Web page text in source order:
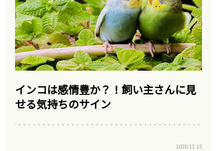
インコは感情豊か？！飼い主さんに見
せる気持ちのサイン
2020.12.15